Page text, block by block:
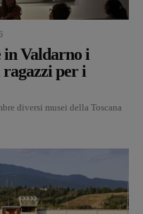
in Valdarno i
per i
diversi musei della Toscana